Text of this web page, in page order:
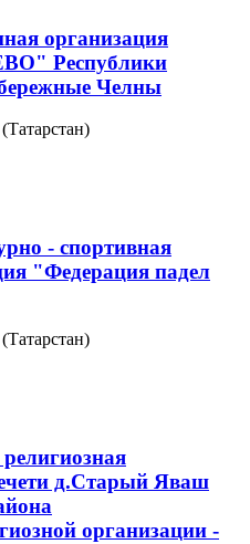
организация
Республики
Челны
- спортивная
"Федерация падел
д.Старый Яваш
организации -